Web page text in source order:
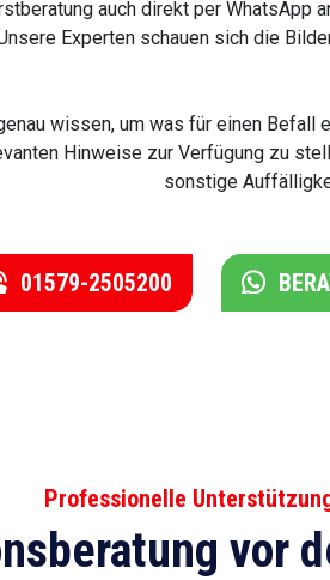
auch direkt per
Experten schauen sich die
wissen, um was für einen
Hinweise zur Verfügung zu
sonstige
01579-2505200
Professionelle
vor